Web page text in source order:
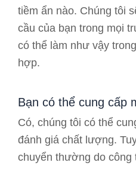
tiềm ẩn nào. Chúng tôi
cầu của bạn trong mọi
có thể làm như vậy
hợp.
Bạn có thể cung cấp
Có, chúng tôi có thể
đánh giá chất lượng.
chuyển thường do công